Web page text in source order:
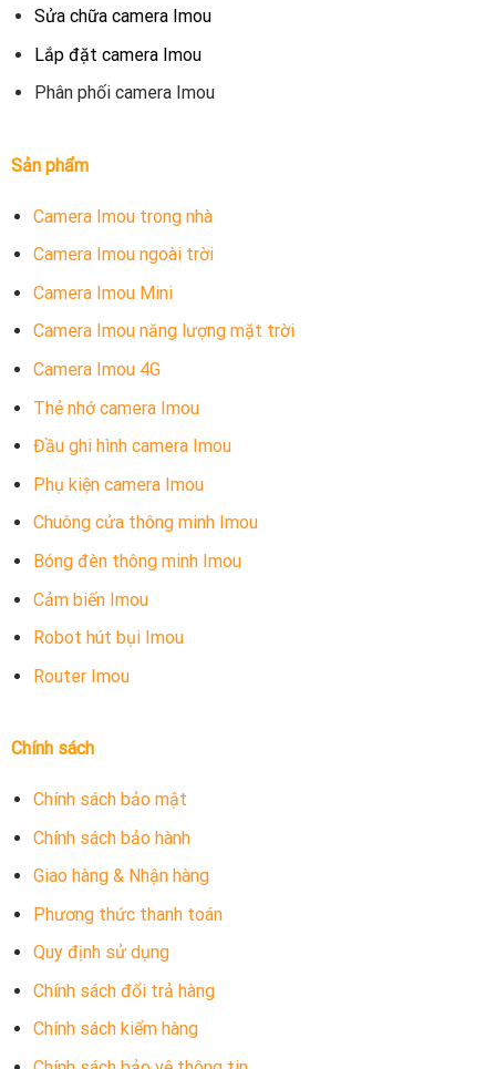
Sửa chữa camera Imou
Lắp đặt camera Imou
Phân phối camera Imou
Sản phẩm
Camera Imou trong nhà
Camera Imou ngoài trời
Camera Imou Mini
Camera Imou năng lượng mặt trời
Camera Imou 4G
Thẻ nhớ camera Imou
Đầu ghi hình camera Imou
Phụ kiện camera Imou
Chuông cửa thông minh Imou
Bóng đèn thông minh Imou
Cảm biến Imou
Robot hút bụi Imou
Router Imou
Chính sách
Chính sách bảo mật
Chính sách bảo hành
Giao hàng & Nhận hàng
Phương thức thanh toán
Quy định sử dụng
Chính sách đổi trả hàng
Chính sách kiểm hàng